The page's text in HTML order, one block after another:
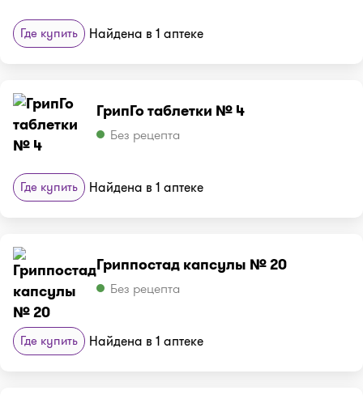
Где купить Найдена в 1 аптеке
ГрипГо таблетки № 4
Без рецепта
Где купить Найдена в 1 аптеке
Гриппостад капсулы № 20
Без рецепта
Где купить Найдена в 1 аптеке